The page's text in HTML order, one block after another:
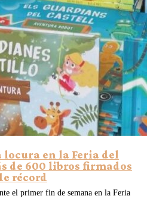
locura en la Feria del
de 600 libros firmados
récord
el primer fin de semana en la Feria